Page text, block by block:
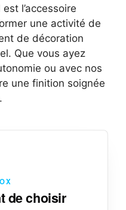
l’accessoire
une activité de
de décoration
Que vous ayez
ou avec nos
une finition soignée
de choisir